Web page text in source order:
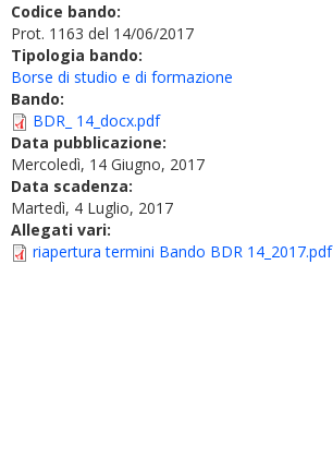
Codice bando:
Prot. 1163 del 14/06/2017
Tipologia bando:
Borse di studio e di formazione
Bando:
BDR_ 14_docx.pdf
Data pubblicazione:
Mercoledì, 14 Giugno, 2017
Data scadenza:
Martedì, 4 Luglio, 2017
Allegati vari:
riapertura termini Bando BDR 14_2017.pdf